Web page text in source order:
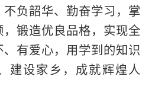
负韶华、勤奋学习 ，掌
锻造优良品格，实现全
有爱心，用学到的知识
建设家乡，成就辉煌人